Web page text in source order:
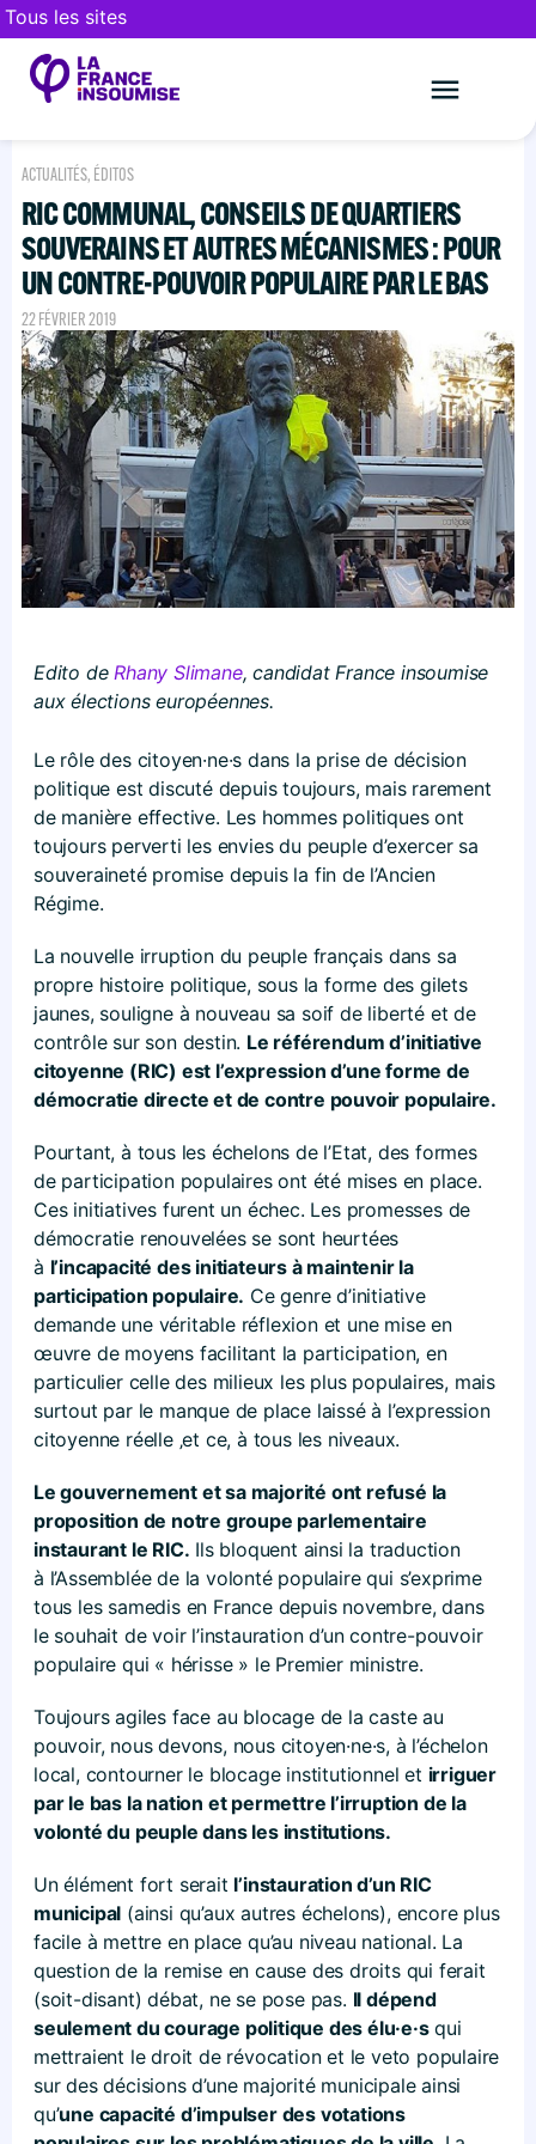
Tous les sites
ACTUALITÉS, ÉDITOS
RIC COMMUNAL, CONSEILS DE QUARTIERS
SOUVERAINS ET AUTRES MÉCANISMES : POUR
UN CONTRE-POUVOIR POPULAIRE PAR LE BAS
22 FÉVRIER 2019
Edito de Rhany Slimane, candidat France insoumise
aux élections européennes.
Le rôle des citoyen·ne·s dans la prise de décision
politique est discuté depuis toujours, mais rarement
de manière effective. Les hommes politiques ont
toujours perverti les envies du peuple d’exercer sa
souveraineté promise depuis la fin de l’Ancien
Régime.
La nouvelle irruption du peuple français dans sa
propre histoire politique, sous la forme des gilets
jaunes, souligne à nouveau sa soif de liberté et de
contrôle sur son destin. Le référendum d’initiative
citoyenne (RIC) est l’expression d’une forme de
démocratie directe et de contre pouvoir populaire.
Pourtant, à tous les échelons de l’Etat, des formes
de participation populaires ont été mises en place.
Ces initiatives furent un échec. Les promesses de
démocratie renouvelées se sont heurtées
à l’incapacité des initiateurs à maintenir la
participation populaire. Ce genre d’initiative
demande une véritable réflexion et une mise en
œuvre de moyens facilitant la participation, en
particulier celle des milieux les plus populaires, mais
surtout par le manque de place laissé à l’expression
citoyenne réelle ‚et ce, à tous les niveaux.
Le gouvernement et sa majorité ont refusé la
proposition de notre groupe parlementaire
instaurant le RIC. Ils bloquent ainsi la traduction
à l’Assemblée de la volonté populaire qui s’exprime
tous les samedis en France depuis novembre, dans
le souhait de voir l’instauration d’un contre-pouvoir
populaire qui « hérisse » le Premier ministre.
Toujours agiles face au blocage de la caste au
pouvoir, nous devons, nous citoyen·ne·s, à l’échelon
local, contourner le blocage institutionnel et irriguer
par le bas la nation et permettre l’irruption de la
volonté du peuple dans les institutions.
Un élément fort serait l’instauration d’un RIC
municipal (ainsi qu’aux autres échelons), encore plus
facile à mettre en place qu’au niveau national. La
question de la remise en cause des droits qui ferait
(soit-disant) débat, ne se pose pas. Il dépend
seulement du courage politique des élu·e·squi
mettraient le droit de révocation et le veto populaire
sur des décisions d’une majorité municipale ainsi
qu’une capacité d’impulser des votations